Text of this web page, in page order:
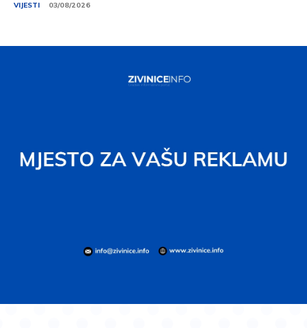
VIJESTI 03/08/2026